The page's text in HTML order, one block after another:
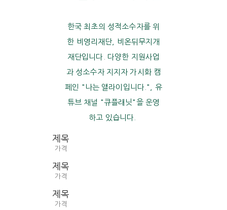
한국 최초의 성적소수자를 위
한 비영리재단, 비온뒤무지개
재단입니다. 다양한 지원사업
과 성소수자 지지자 가시화 캠
페인 "나는 앨라이입니다.", 유
튜브 채널 "큐플래닛"을 운영
하고 있습니다.
제목
가격
제목
가격
제목
가격